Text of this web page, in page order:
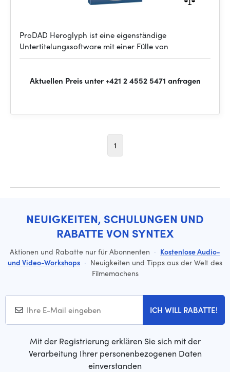
ProDAD Heroglyph ist eine eigenständige
Untertitelungssoftware mit einer Fülle von
Aktuellen Preis unter +421 2 4552 5471 anfragen
1
NEUIGKEITEN, SCHULUNGEN UND
RABATTE VON SYNTEX
Aktionen und Rabatte nur für Abonnenten · Kostenlose Audio-
und Video-Workshops · Neuigkeiten und Tipps aus der Welt des
Filmemachens
ICH WILL RABATTE!
Mit der Registrierung erklären Sie sich mit der
Verarbeitung Ihrer personenbezogenen Daten
einverstanden